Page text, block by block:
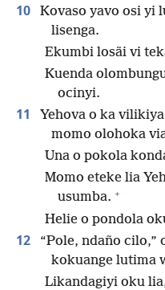
10
Kovaso yavo osi yi
lisenga.
Ekumbi losãi vi
Kuenda
ocinyi.
11 Yehova o ka
momo olohoka
Una o pokola
Momo eteke lia
usumba. +
Helie o pondola
12
“Pole, ndaño cilo,”
kokuange lutima
Likandagiyi oku